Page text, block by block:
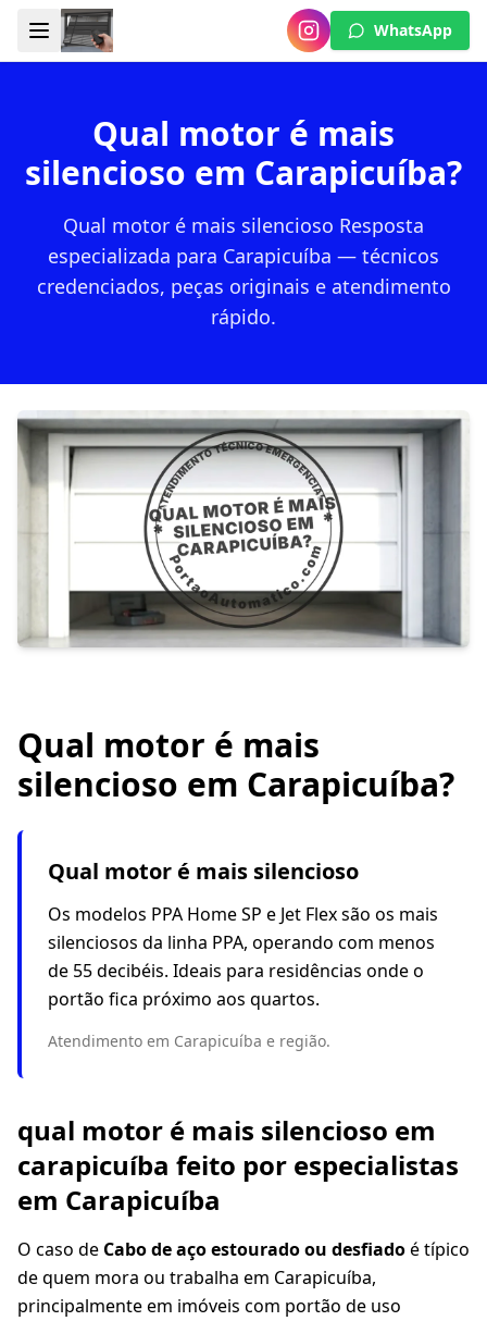
WhatsApp
Qual motor é mais
silencioso em Carapicuíba?
Qual motor é mais silencioso Resposta
especializada para Carapicuíba — técnicos
credenciados, peças originais e atendimento
rápido.
Qual motor é mais
silencioso em Carapicuíba?
Qual motor é mais silencioso
Os modelos PPA Home SP e Jet Flex são os mais
silenciosos da linha PPA, operando com menos
de 55 decibéis. Ideais para residências onde o
portão fica próximo aos quartos.
Atendimento em Carapicuíba e região.
qual motor é mais silencioso em
carapicuíba feito por especialistas
em Carapicuíba
O caso de Cabo de aço estourado ou desfiadoé típico
de quem mora ou trabalha em Carapicuíba,
principalmente em imóveis com portão de uso